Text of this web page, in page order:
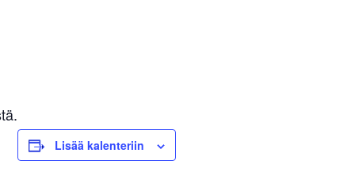
Lisää kalenteriin